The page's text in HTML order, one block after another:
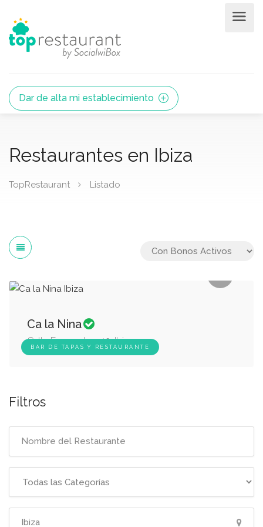
Dar de alta mi establecimiento
Restaurantes en Ibiza
TopRestaurant Listado
BAR DE TAPAS Y RESTAURANTE
Ca la Nina
Calle Formentera 13, Ibiza
Filtros